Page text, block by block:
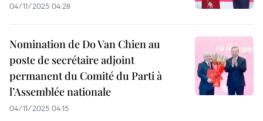
04/11/2025 04:28
Nomination de Do Van Chien au
poste de secrétaire adjoint
permanent du Comité du Parti à
l’Assemblée nationale
04/11/2025 04:15